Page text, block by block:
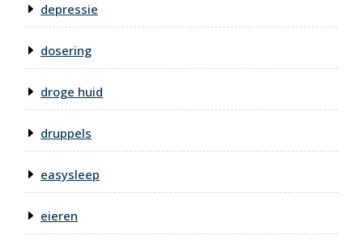
depressie
dosering
droge huid
druppels
easysleep
eieren